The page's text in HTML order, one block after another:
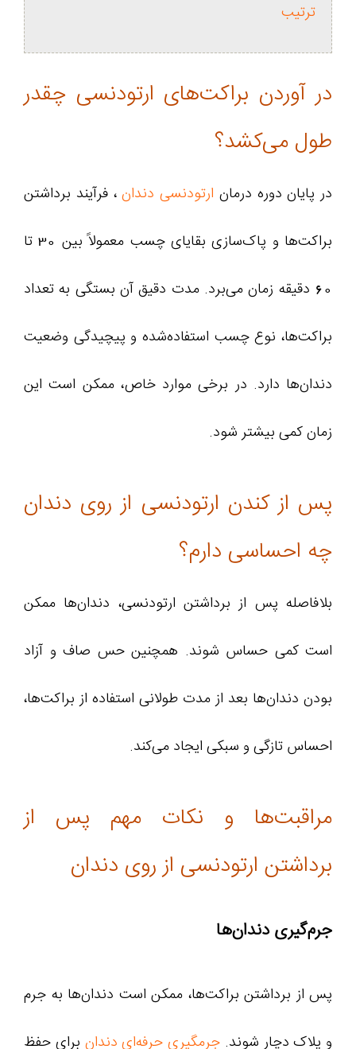
ترتیب
در آوردن براکت‌های ارتودنسی چقدر
طول می‌کشد؟
در پایان دوره درمان ارتودنسی دندان، فرآیند برداشتن
براکت‌ها و پاک‌سازی بقایای چسب معمولاً بین 30 تا
60 دقیقه زمان می‌برد. مدت دقیق آن بستگی به تعداد
براکت‌ها، نوع چسب استفاده‌شده و پیچیدگی وضعیت
دندان‌ها دارد. در برخی موارد خاص، ممکن است این
زمان کمی بیشتر شود.
پس از کندن ارتودنسی از روی دندان
چه احساسی دارم؟
بلافاصله پس از برداشتن ارتودنسی، دندان‌ها ممکن
است کمی حساس شوند. همچنین حس صاف و آزاد
بودن دندان‌ها بعد از مدت طولانی استفاده از براکت‌ها،
احساس تازگی و سبکی ایجاد می‌کند.
مراقبت‌ها و نکات مهم پس از
برداشتن ارتودنسی از روی دندان
جرم‌گیری دندان‌ها
پس از برداشتن براکت‌ها، ممکن است دندان‌ها به جرم
و پلاک دچار شوند. جرمگیری حرفه‌ای دندان برای حفظ